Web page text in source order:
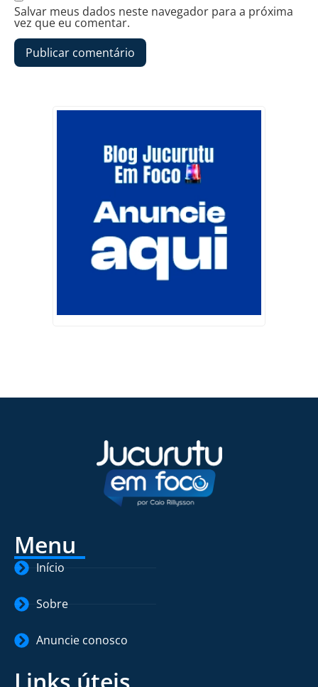
Salvar meus dados neste navegador para a próxima
vez que eu comentar.
Menu
Início
Sobre
Anuncie conosco